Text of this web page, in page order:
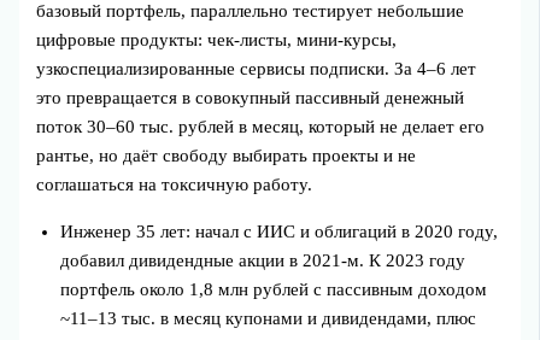
базовый портфель, параллельно тестирует небольшие
цифровые продукты: чек-листы, мини-курсы,
узкоспециализированные сервисы подписки. За 4–6 лет
это превращается в совокупный пассивный денежный
поток 30–60 тыс. рублей в месяц, который не делает его
рантье, но даёт свободу выбирать проекты и не
соглашаться на токсичную работу.
Инженер 35 лет: начал с ИИС и облигаций в 2020 году,
добавил дивидендные акции в 2021-м. К 2023 году
портфель около 1,8 млн рублей с пассивным доходом
~11–13 тыс. в месяц купонами и дивидендами, плюс